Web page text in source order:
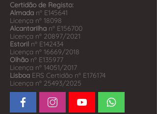
Certidão de Registo:
Almada nº E145641
Licença nº 18098
Alcantarilha nº E156700
Licença nº 20897/2021
Estoril nº E142434
Licença nº 16669/2018
Olhão nº E135977
Licença nº 14051/2017
Lisboa ERS Certidão nº E176174
Licença nº 25493/2025